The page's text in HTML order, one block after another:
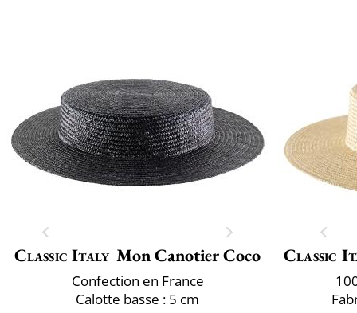
Classic Italy Mon Canotier Coco
Confection en France
Calotte basse : 5 cm
Classic